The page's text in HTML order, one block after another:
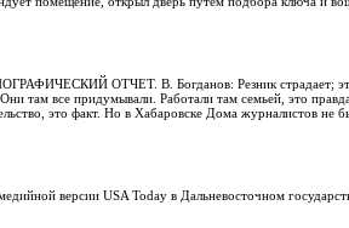
ОТЧЕТ. В. Богданов: Резник страдает;
там все придумывали. Работали там семьей, это
это факт. Но в Хабаровске Дома журналистов не
версии USA Today в Дальневосточном